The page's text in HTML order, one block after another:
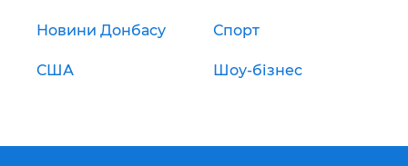
Новини Донбасу Спорт
США Шоу-бізнес